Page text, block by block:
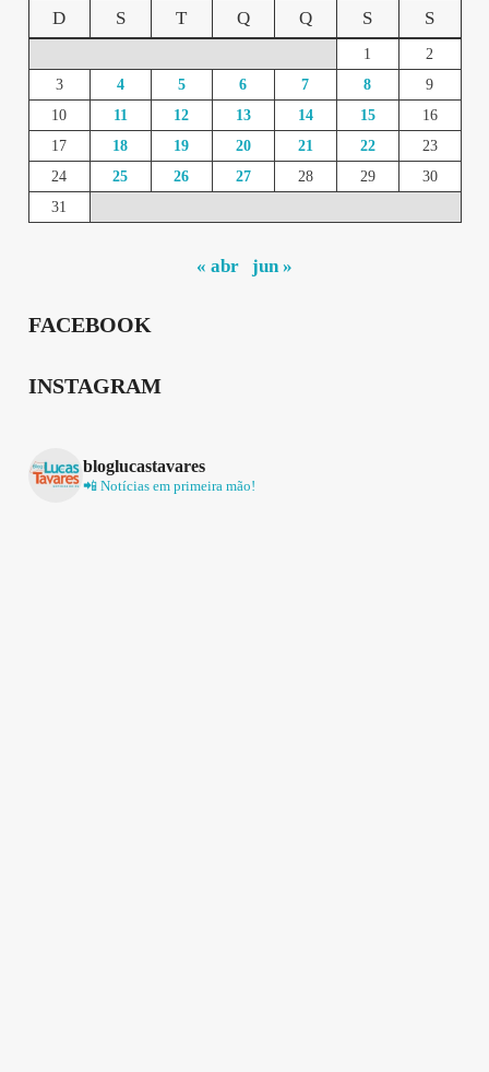
D S T Q Q S S
1
2
3
4 5 6 7 8
9
10
11 12 13 14 15
16
17
18 19 20 21 22
23
24
25 26 27 28 29
30
31
« abr jun »
FACEBOOK
INSTAGRAM
bloglucastavares
📲 Notícias em primeira mão!